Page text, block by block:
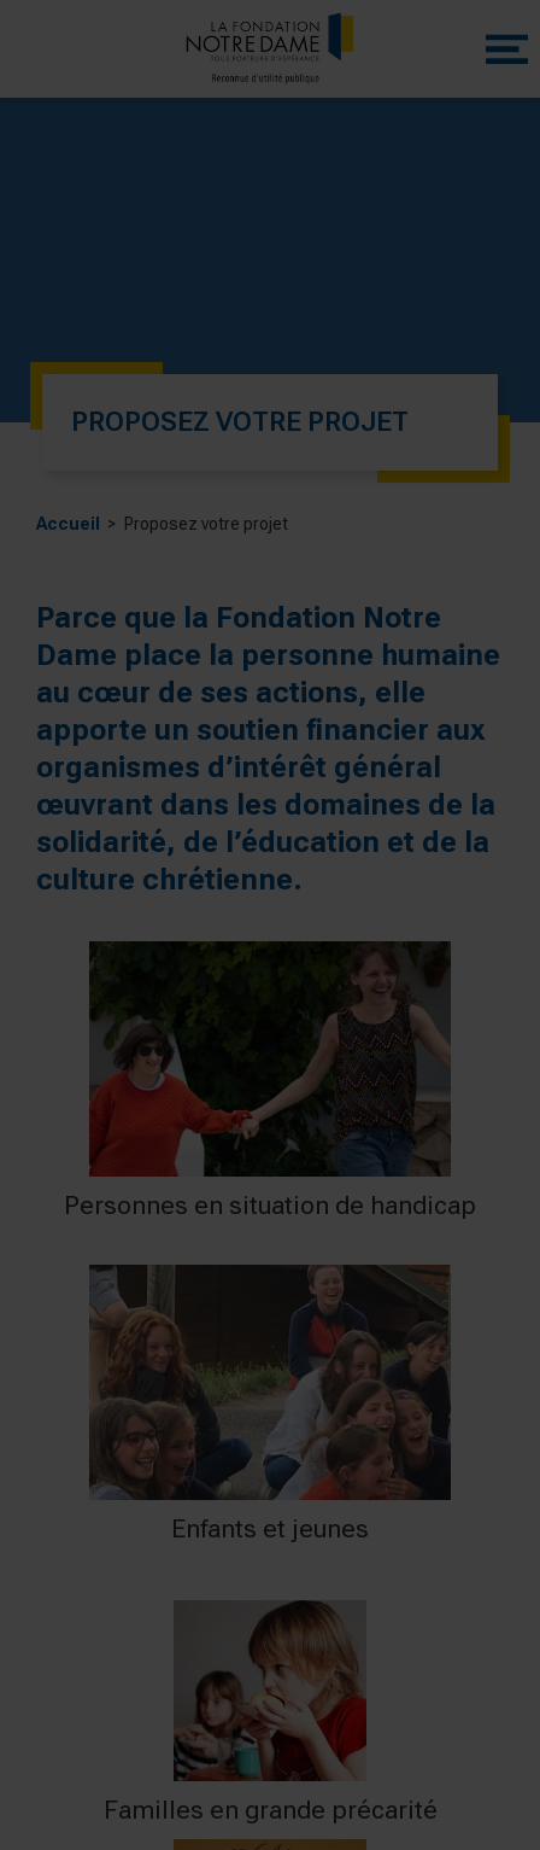
Menu
PROPOSEZ VOTRE PROJET
Accueil Proposez votre projet
Parce que la Fondation Notre
Dame place la personne humaine
au cœur de ses actions, elle
apporte un soutien financier aux
organismes d’intérêt général
œuvrant dans les domaines de la
solidarité, de l’éducation et de la
culture chrétienne.
Personnes en situation de handicap
Enfants et jeunes
Familles en grande précarité